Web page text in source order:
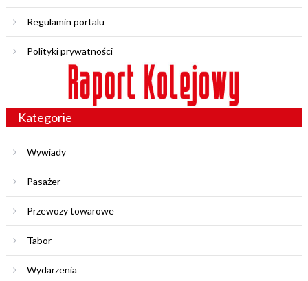
Regulamin portalu
Polityki prywatności
Kategorie
Wywiady
Pasażer
Przewozy towarowe
Tabor
Wydarzenia